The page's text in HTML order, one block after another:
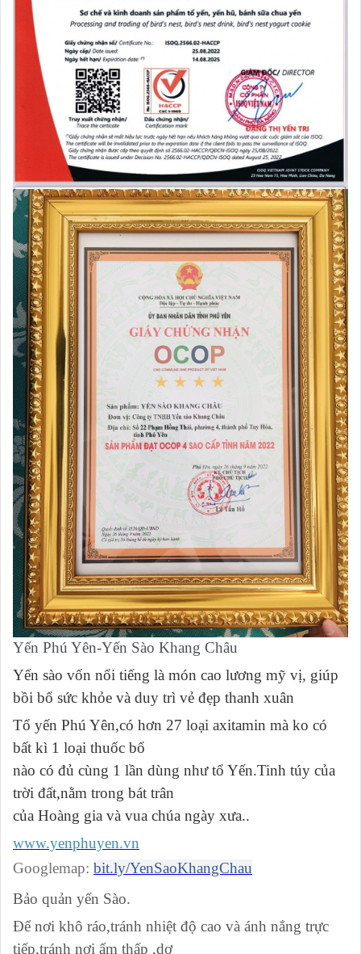
Yến Phú Yên-Yến Sào Khang Châu
Yến sào vốn nổi tiếng là món cao lương mỹ vị, giúp
bồi bổ sức khỏe và duy trì vẻ đẹp thanh xuân
Tổ yến Phú Yên,có hơn 27 loại axitamin mà ko có
bất kì 1 loại thuốc bổ
nào có đủ cùng 1 lần dùng như tổ Yến.Tinh túy của
trời đất,nằm trong bát trân
của Hoàng gia và vua chúa ngày xưa..
www.yenphuyen.vn
Googlemap: bit.ly/YenSaoKhangChau
Bảo quản yến Sào.
Để nơi khô ráo,tránh nhiệt độ cao và ánh nắng trực
tiếp,tránh nơi ẩm thấp ,dơ